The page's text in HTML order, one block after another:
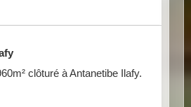
clôturé à Antanetibe Ilafy.